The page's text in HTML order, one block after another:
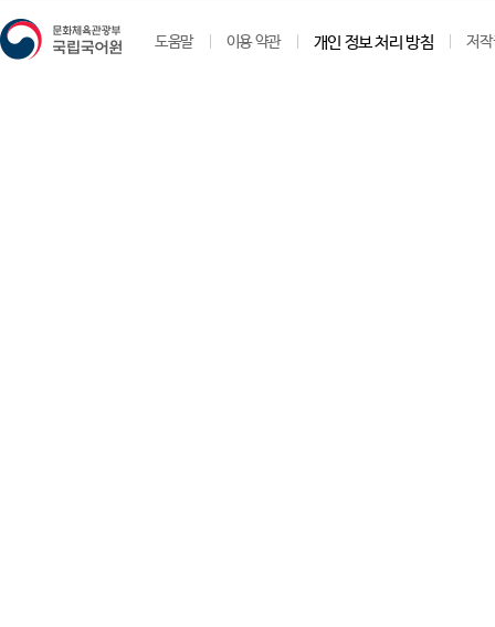
도움말 이용 약관 개인 정보 처리 방침 저